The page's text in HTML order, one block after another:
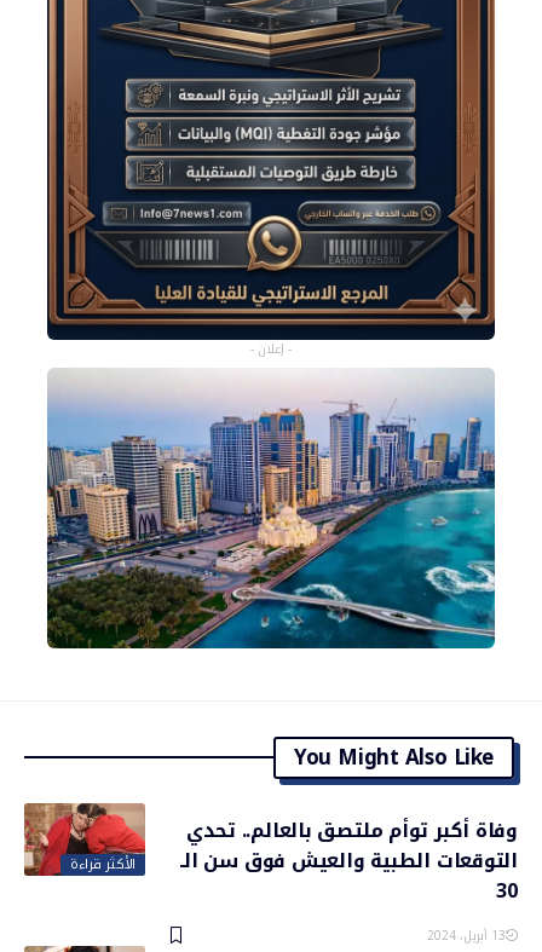
- إعلان -
You Might Also Like
الأكثر قراءة
وفاة أكبر توأم ملتصق بالعالم.. تحدي
التوقعات الطبية والعيش فوق سن الـ
30
13 أبريل، 2024